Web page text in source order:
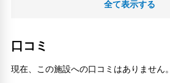
新世界市場(230m)
ジャンジャン横丁南陽通商店街(230m)
総本家 釣鐘屋本舗(220m)
全て表示する
口コミ
現在、この施設への口コミはありません。